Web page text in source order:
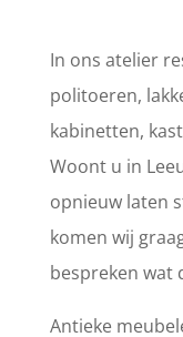
In ons atelier
politoeren,
kabinetten,
Woont u in
opnieuw laten
komen wij
bespreken wat
Antieke